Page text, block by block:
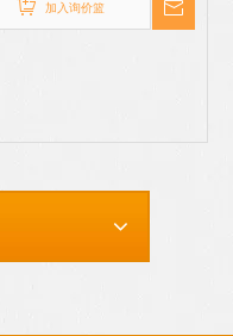
加入询价篮